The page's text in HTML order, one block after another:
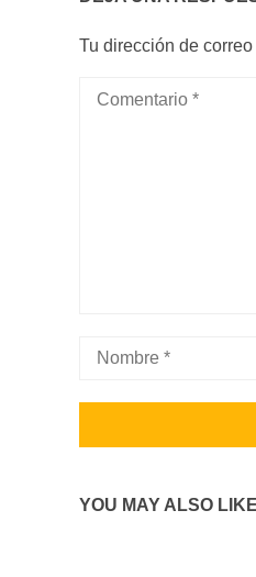
Tu dirección de
YOU MAY ALSO LIKE